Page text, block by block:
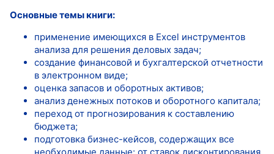
Основные темы книги:
применение имеющихся в Excel инструментов
анализа для решения деловых задач;
создание финансовой и бухгалтерской отчетности
в электронном виде;
оценка запасов и оборотных активов;
анализ денежных потоков и оборотного капитала;
переход от прогнозирования к составлению
бюджета;
подготовка бизнес-кейсов, содержащих все
необходимые данные: от ставок дисконтирования